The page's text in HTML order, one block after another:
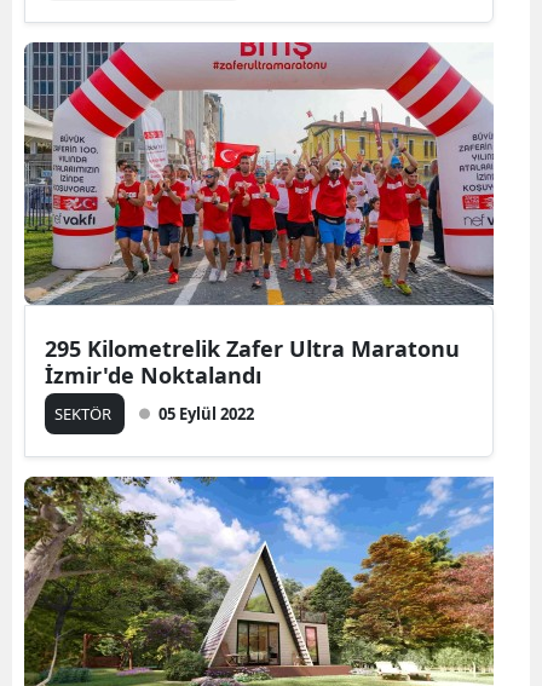
295 Kilometrelik Zafer Ultra Maratonu
İzmir'de Noktalandı
SEKTÖR 05 Eylül 2022